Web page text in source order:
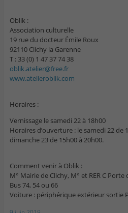
Oblik :
Association culturelle
19 rue du docteur Émile Roux
92110 Clichy la Garenne
T : 33 (0) 1 47 37 74 38
oblik.atelier@free.fr
www.atelieroblik.com
Horaires :
Vernissage le samedi 22 à 18h00
Horaires d’ouverture : le samedi 22 de
dimanche 23 de 15h00 à 20h00.
Comment venir à Oblik :
M° Mairie de Clichy, M° et RER C Porte
Bus 74, 54 ou 66
Voiture : périphérique extérieur sortie